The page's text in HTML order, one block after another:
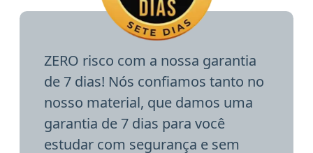
ZERO risco com a nossa garantia
de 7 dias! Nós confiamos tanto no
nosso material, que damos uma
garantia de 7 dias para você
estudar com segurança e sem